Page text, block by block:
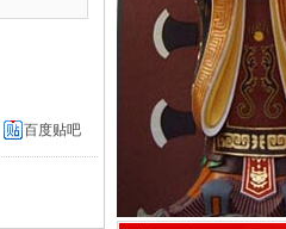
百度贴吧